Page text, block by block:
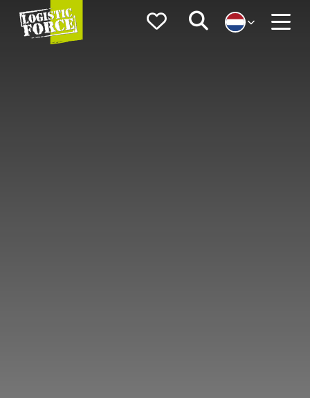
Logistic
Force
FavorietenZoeken